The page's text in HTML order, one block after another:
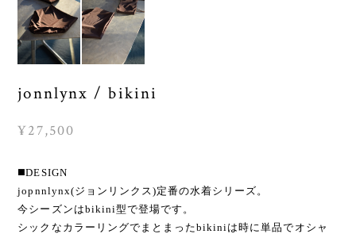
jonnlynx / bikini
¥27,500
◼️DESIGN
jopnnlynx(ジョンリンクス)定番の水着シリーズ。
今シーズンはbikini型で登場です。
シックなカラーリングでまとまったbikiniは時に単品でオシャ